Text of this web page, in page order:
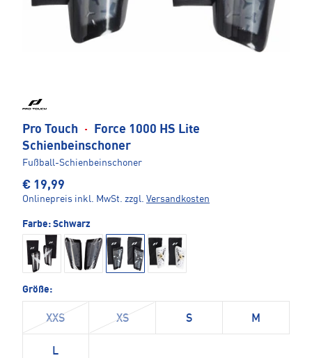
Pro Touch ·
Force 1000 HS Lite
Schienbeinschoner
Fußball-Schienbeinschoner
€ 19,99
Onlinepreis inkl. MwSt. zzgl. Versandkosten
Farbe: Schwarz
Größe:
XXS XS S M
L